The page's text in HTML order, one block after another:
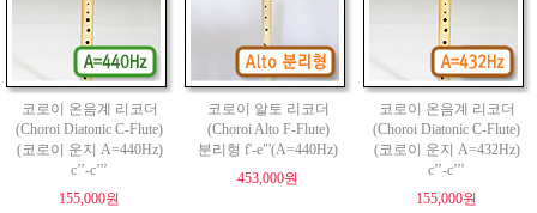
코로이 온음계 리코더
(Choroi Diatonic C-Flute)
(코로이 운지 A=440Hz)
c’’-c’’’
155,000원
코로이 알토 리코더
(Choroi Alto F-Flute)
분리형 f'-e"'(A=440Hz)
453,000원
코로이 온음계 리코더
(Choroi Diatonic C-Flute)
(코로이 운지 A=432Hz)
c’’-c’’’
155,000원